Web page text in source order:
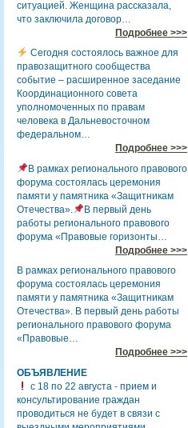
ситуацией. Женщина рассказала,
что заключила договор…
Подробнее >>>
Сегодня состоялось важное для
правозащитного сообщества
событие – расширенное заседание
Координационного совета
уполномоченных по правам
человека в Дальневосточном
федеральном…
Подробнее >>>
В рамках регионального правового
форума состоялась церемония
памяти у памятника «Защитникам
Отечества».
В первый день
работы регионального правового
форума «Правовые горизонты…
Подробнее >>>
В рамках регионального правового
форума состоялась церемония
памяти у памятника «Защитникам
Отечества». В первый день работы
регионального правового форума
«Правовые…
Подробнее >>>
ОБЪЯВЛЕНИЕ
с 18 по 22 августа - прием и
консультирование граждан
проводиться не будет в связи с